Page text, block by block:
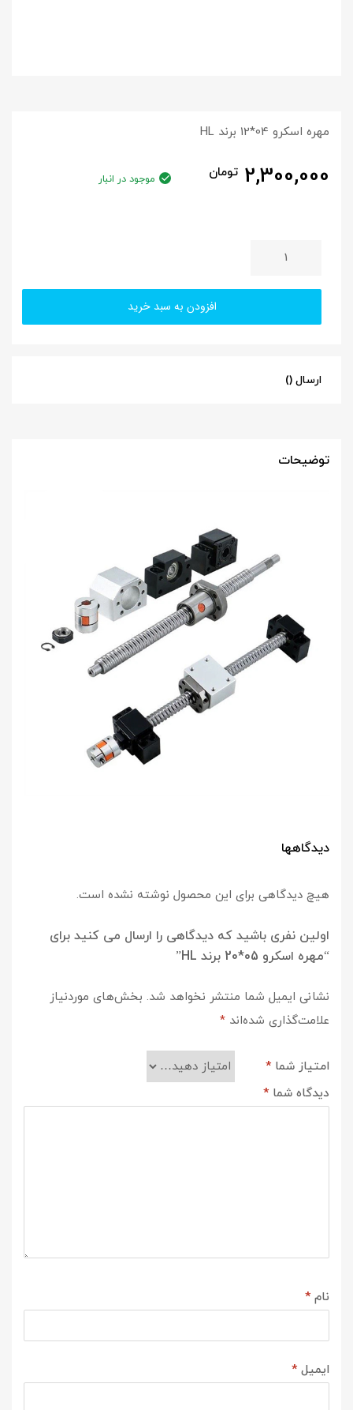
مهره اسکرو 04*12 برند HL
2,300,000 تومان موجود در انبار
افزودن به سبد خرید
ارسال ()
توضیحات
دیدگاهها
هیچ دیدگاهی برای این محصول نوشته نشده است.
اولین نفری باشید که دیدگاهی را ارسال می کنید برای
“مهره اسکرو 05*20 برند HL”
نشانی ایمیل شما منتشر نخواهد شد. بخش‌های موردنیاز
علامت‌گذاری شده‌اند *
امتیاز شما*
دیدگاه شما*
نام*
ایمیل*